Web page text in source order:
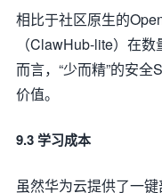
相比于社区原生的
（ClawHub-lite）在
而言，“少而精”的安
价值。
9.3 学习成本
虽然华为云提供了一